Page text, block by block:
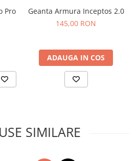
„Alina Dumitru” by ARMURA și
campion!
l și pregătește-te pentru victorie!
Pro
Geanta Armura Inceptos 2.0
145,00 RON
ADAUGA IN COS
SIMILARE